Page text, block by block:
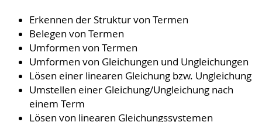
Erkennen der Struktur von Termen
Belegen von Termen
Umformen von Termen
Umformen von Gleichungen und Ungleichungen
Lösen einer linearen Gleichung bzw. Ungleichung
Umstellen einer Gleichung/Ungleichung nach
einem Term
Lösen von linearen Gleichungssystemen